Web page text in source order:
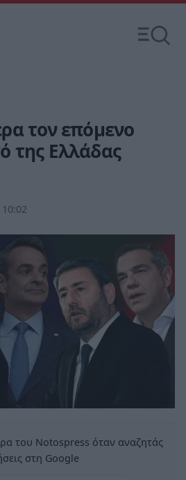
τον επόμενο
της Ελλάδας
του Notospress όταν αναζητάς
στη Google